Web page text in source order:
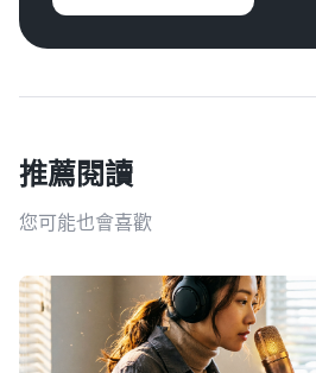
推薦閱讀
您可能也會喜歡